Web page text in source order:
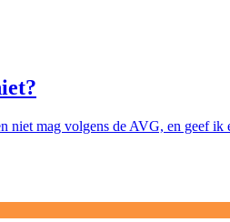
mag volgens de AVG, en geef